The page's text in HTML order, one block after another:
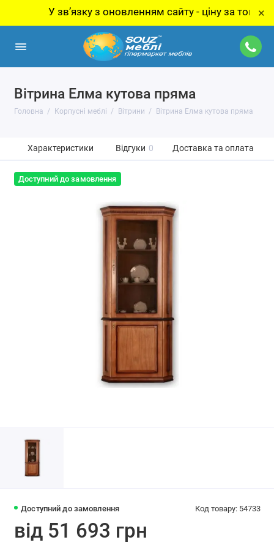
У звʼязку з оновленням сайту - ціну за товар ×
Вітрина Елма кутова пряма
Головна Корпусні меблі Вітрини Вітрина Елма кутова пряма
Характеристики Відгуки 0 Доставка та оплата
Доступний до замовлення
Доступний до замовлення Код товару: 54733
від 51 693 грн